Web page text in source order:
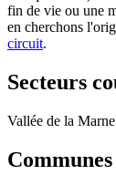
fin de vie ou une
en cherchons
circuit.
Secteurs
Vallée de la Marne